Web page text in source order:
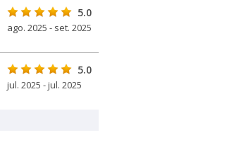
5.0
ago. 2025 - set. 2025
5.0
jul. 2025 - jul. 2025